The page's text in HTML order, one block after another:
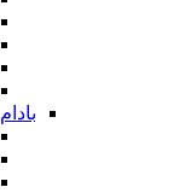
بادام